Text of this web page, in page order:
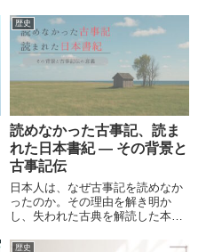
脈」をたどり、現代政治の背景を
読み解きます。
歴史
読めなかった古事記、読ま
れた日本書紀 ― その背景と
古事記伝
日本人は、なぜ古事記を読めなか
ったのか。その理由を解き明か
し、失われた古典を解読した本居
ります。
歴史